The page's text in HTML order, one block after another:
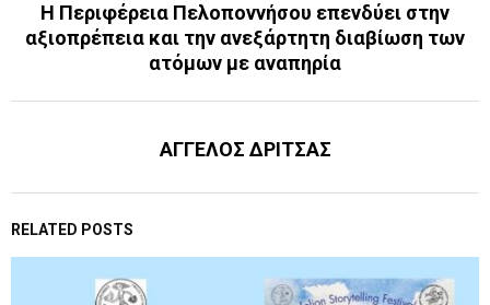
Η Περιφέρεια Πελοποννήσου επενδύει στην
αξιοπρέπεια και την ανεξάρτητη διαβίωση των
ατόμων με αναπηρία
ΑΓΓΕΛΟΣ ΔΡΙΤΣΑΣ
RELATED POSTS